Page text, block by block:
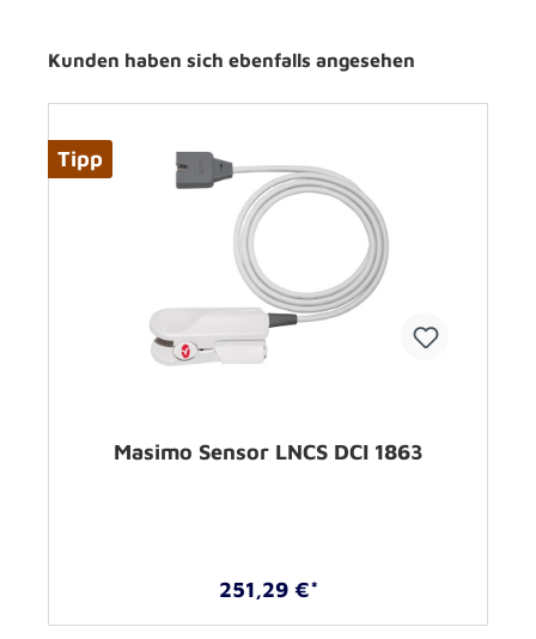
Kunden haben sich ebenfalls angesehen
Tipp
Masimo Sensor LNCS DCI 1863
251,29 €*